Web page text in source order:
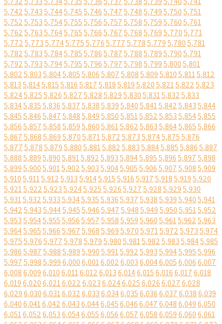
5,7425,7435,7445,7455,7465,7475,7485,7495,7505,751
5,7525,7535,7545,7555,7565,7575,7585,7595,7605,761
5,7625,7635,7645,7655,7665,7675,7685,7695,7705,771
5,7725,7735,7745,7755,7765,7775,7785,7795,7805,781
5,7825,7835,7845,7855,7865,7875,7885,7895,7905,791
5,7925,7935,7945,7955,7965,7975,7985,7995,8005,801
5,8025,8035,8045,8055,8065,8075,8085,8095,8105,8115,812
5,8135,8145,8155,8165,8175,8185,8195,8205,8215,8225,823
5,8245,8255,8265,8275,8285,8295,8305,8315,8325,833
5,8345,8355,8365,8375,8385,8395,8405,8415,8425,8435,844
5,8455,8465,8475,8485,8495,8505,8515,8525,8535,8545,855
5,8565,8575,8585,8595,8605,8615,8625,8635,8645,8655,866
5,8675,8685,8695,8705,8715,8725,8735,8745,8755,876
5,8775,8785,8795,8805,8815,8825,8835,8845,8855,8865,887
5,8885,8895,8905,8915,8925,8935,8945,8955,8965,8975,898
5,8995,9005,9015,9025,9035,9045,9055,9065,9075,9085,909
5,9105,9115,9125,9135,9145,9155,9165,9175,9185,9195,920
5,9215,9225,9235,9245,9255,9265,9275,9285,9295,930
5,9315,9325,9335,9345,9355,9365,9375,9385,9395,9405,941
5,9425,9435,9445,9455,9465,9475,9485,9495,9505,9515,952
5,9535,9545,9555,9565,9575,9585,9595,9605,9615,9625,963
5,9645,9655,9665,9675,9685,9695,9705,9715,9725,9735,974
5,9755,9765,9775,9785,9795,9805,9815,9825,9835,9845,985
5,9865,9875,9885,9895,9905,9915,9925,9935,9945,9955,996
5,9975,9985,9996,0006,0016,0026,0036,0046,0056,0066,007
6,0086,0096,0106,0116,0126,0136,0146,0156,0166,0176,018
6,0196,0206,0216,0226,0236,0246,0256,0266,0276,028
6,0296,0306,0316,0326,0336,0346,0356,0366,0376,0386,039
6,0406,0416,0426,0436,0446,0456,0466,0476,0486,0496,050
6,0516,0526,0536,0546,0556,0566,0576,0586,0596,0606,061